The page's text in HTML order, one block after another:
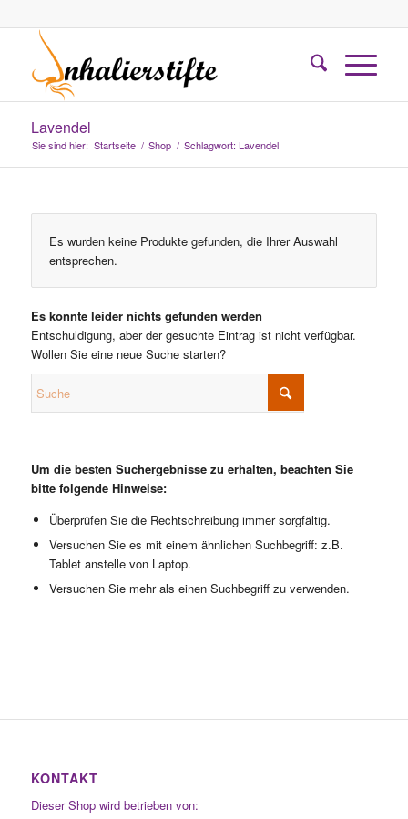
Lavendel
Sie sind hier: Startseite / Shop / Schlagwort: Lavendel
Es wurden keine Produkte gefunden, die Ihrer Auswahl
entsprechen.
Es konnte leider nichts gefunden werden
Entschuldigung, aber der gesuchte Eintrag ist nicht verfügbar.
Wollen Sie eine neue Suche starten?
Um die besten Suchergebnisse zu erhalten, beachten Sie
bitte folgende Hinweise:
Überprüfen Sie die Rechtschreibung immer sorgfältig.
Versuchen Sie es mit einem ähnlichen Suchbegriff: z.B.
Tablet anstelle von Laptop.
Versuchen Sie mehr als einen Suchbegriff zu verwenden.
KONTAKT
Dieser Shop wird betrieben von: